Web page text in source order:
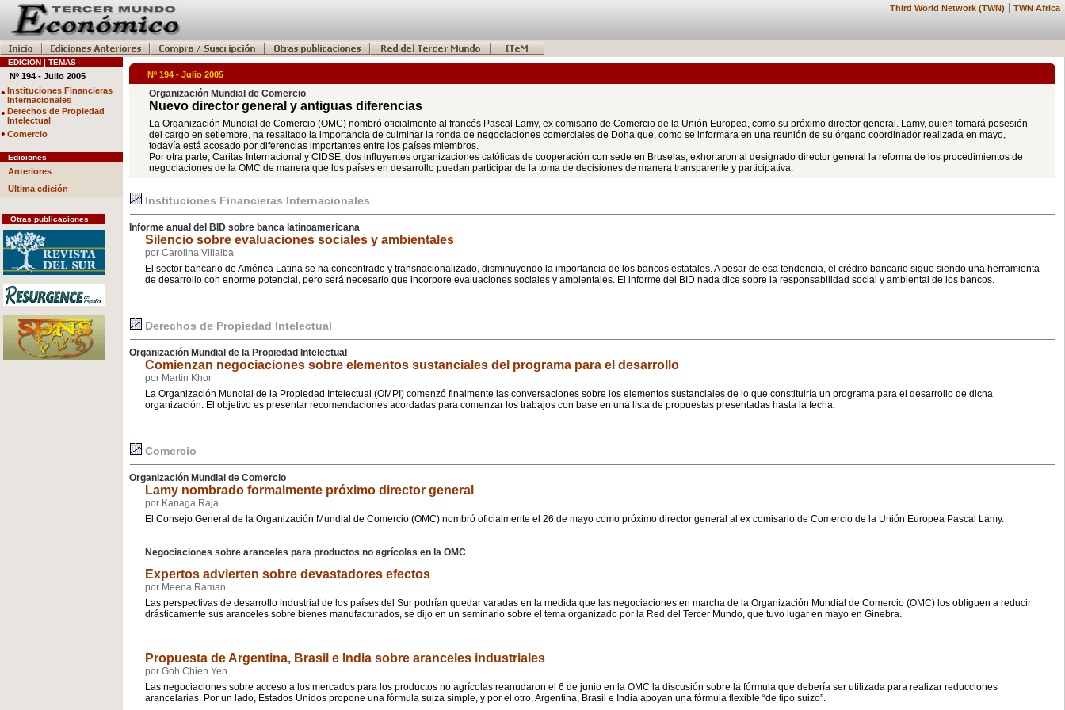
Third World Network (TWN) TWN Africa
EDICION | TEMAS
Nº 194 - Julio 2005
• Instituciones Financieras
Internacionales
• Derechos de Propiedad
Intelectual
• Comercio
Ediciones
Anteriores
Ultima edición
Otras publicaciones
Nº 194 - Julio 2005
Organización Mundial de Comercio
Nuevo director general y antiguas diferencias
La Organización Mundial de Comercio (OMC) nombró oficialmente al francés Pascal Lamy, ex comisario de Comercio de la Unión Europea, como su próximo director general. Lamy, quien tomará posesión
del cargo en setiembre, ha resaltado la importancia de culminar la ronda de negociaciones comerciales de Doha que, como se informara en una reunión de su órgano coordinador realizada en mayo,
todavía está acosado por diferencias importantes entre los países miembros.
Por otra parte, Caritas Internacional y CIDSE, dos influyentes organizaciones católicas de cooperación con sede en Bruselas, exhortaron al designado director general la reforma de los procedimientos de
negociaciones de la OMC de manera que los países en desarrollo puedan participar de la toma de decisiones de manera transparente y participativa.
Instituciones Financieras Internacionales
Informe anual del BID sobre banca latinoamericana
Silencio sobre evaluaciones sociales y ambientales
por Carolina Villalba
El sector bancario de América Latina se ha concentrado y transnacionalizado, disminuyendo la importancia de los bancos estatales. A pesar de esa tendencia, el crédito bancario sigue siendo una herramienta
de desarrollo con enorme potencial, pero será necesario que incorpore evaluaciones sociales y ambientales. El informe del BID nada dice sobre la responsabilidad social y ambiental de los bancos.
Derechos de Propiedad Intelectual
Organización Mundial de la Propiedad Intelectual
Comienzan negociaciones sobre elementos sustanciales del programa para el desarrollo
por Martin Khor
La Organización Mundial de la Propiedad Intelectual (OMPI) comenzó finalmente las conversaciones sobre los elementos sustanciales de lo que constituiría un programa para el desarrollo de dicha
organización. El objetivo es presentar recomendaciones acordadas para comenzar los trabajos con base en una lista de propuestas presentadas hasta la fecha.
Comercio
Organización Mundial de Comercio
Lamy nombrado formalmente próximo director general
por Kanaga Raja
El Consejo General de la Organización Mundial de Comercio (OMC) nombró oficialmente el 26 de mayo como próximo director general al ex comisario de Comercio de la Unión Europea Pascal Lamy.
Negociaciones sobre aranceles para productos no agrícolas en la OMC
Expertos advierten sobre devastadores efectos
por Meena Raman
Las perspectivas de desarrollo industrial de los países del Sur podrían quedar varadas en la medida que las negociaciones en marcha de la Organización Mundial de Comercio (OMC) los obliguen a reducir
drásticamente sus aranceles sobre bienes manufacturados, se dijo en un seminario sobre el tema organizado por la Red del Tercer Mundo, que tuvo lugar en mayo en Ginebra.
Propuesta de Argentina, Brasil e India sobre aranceles industriales
por Goh Chien Yen
Las negociaciones sobre acceso a los mercados para los productos no agrícolas reanudaron el 6 de junio en la OMC la discusión sobre la fórmula que debería ser utilizada para realizar reducciones
arancelarias. Por un lado, Estados Unidos propone una fórmula suiza simple, y por el otro, Argentina, Brasil e India apoyan una fórmula flexible “de tipo suizo”.